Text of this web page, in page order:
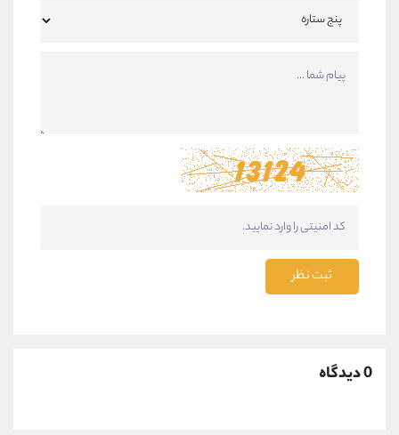
ثبت نظر
0 دیدگاه